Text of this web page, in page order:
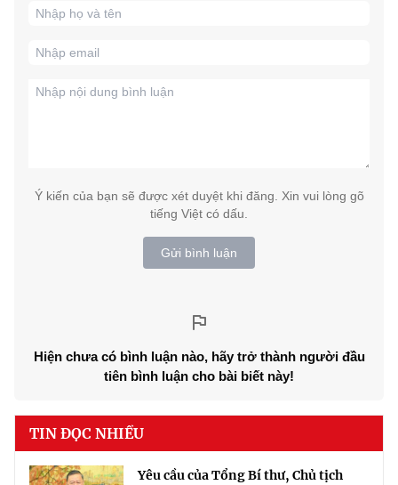
Ý kiến của bạn sẽ được xét duyệt khi đăng. Xin vui lòng gõ
tiếng Việt có dấu.
Gửi bình luận
Hiện chưa có bình luận nào, hãy trở thành người đầu
tiên bình luận cho bài biết này!
TIN ĐỌC NHIỀU
Yêu cầu của Tổng Bí thư, Chủ tịch